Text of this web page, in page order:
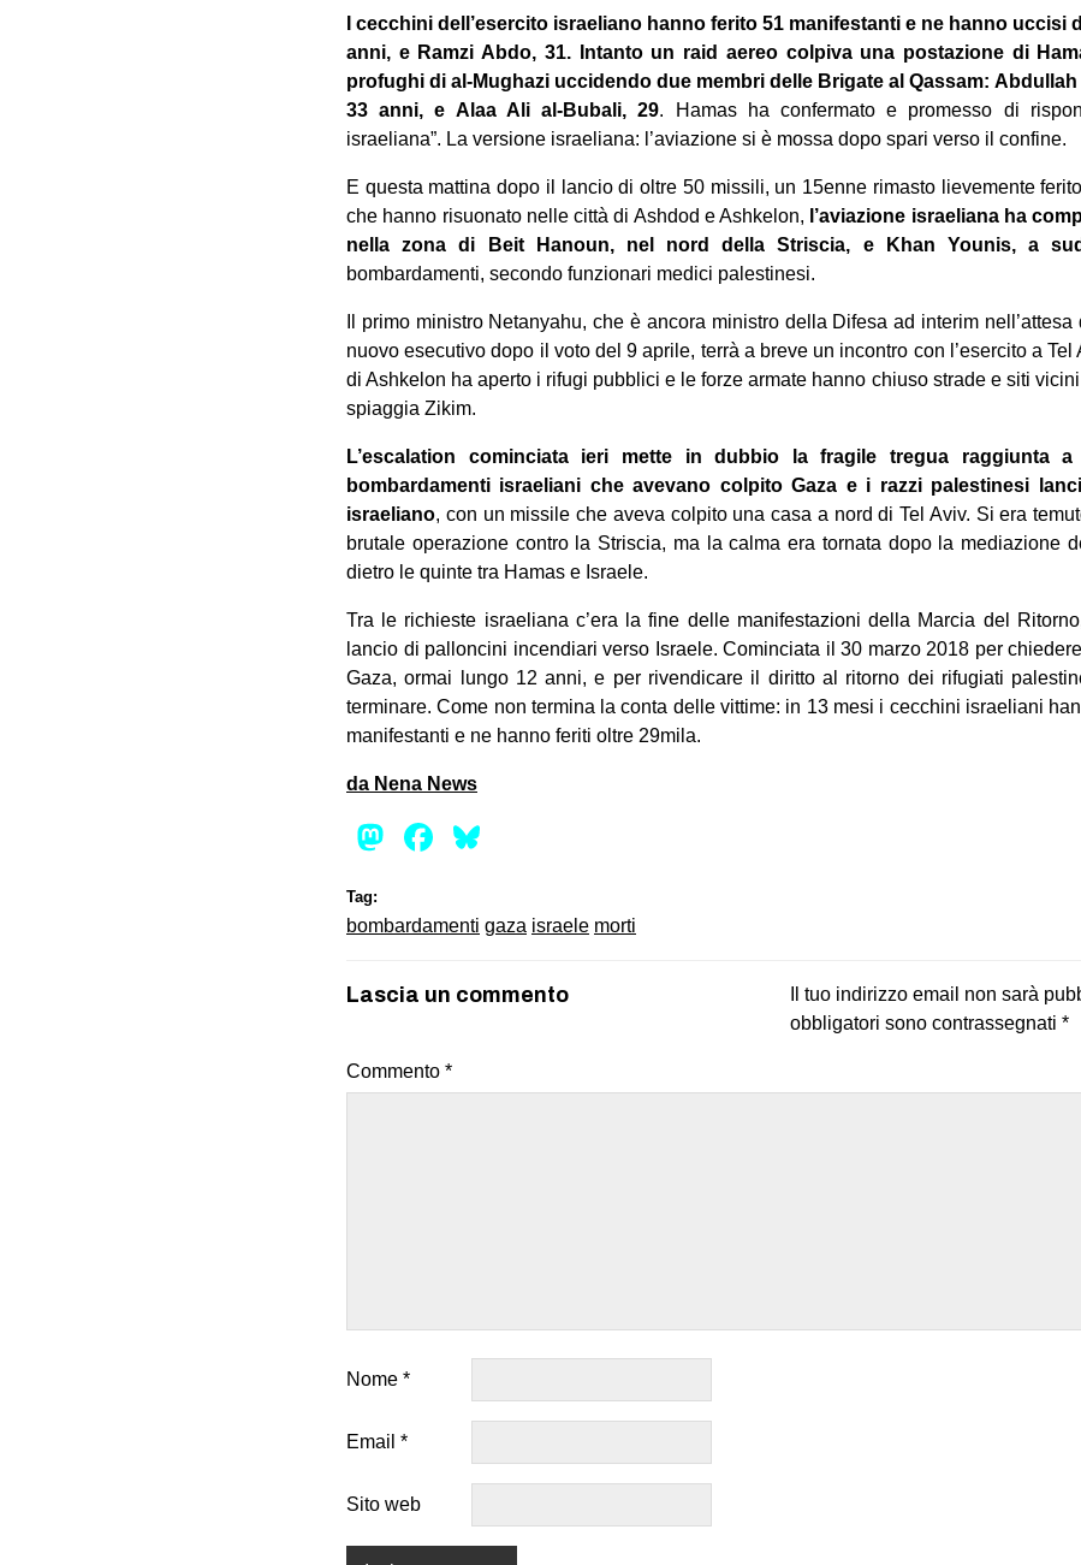
I cecchini dell’esercito israeliano hanno ferito 51 manifestanti e ne hanno uccisi
anni, e Ramzi Abdo, 31. Intanto un raid aereo colpiva una postazione di
profughi di al-Mughazi uccidendo due membri delle Brigate al Qassam:
33 anni, e Alaa Ali al-Bubali, 29. Hamas ha confermato e promesso di
israeliana”. La versione israeliana: l’aviazione si è mossa dopo spari verso il confine.
E questa mattina dopo il lancio di oltre 50 missili, un 15enne rimasto lievemente
che hanno risuonato nelle città di Ashdod e Ashkelon, l’aviazione israeliana ha
nella zona di Beit Hanoun, nel nord della Striscia, e Khan Younis, a
bombardamenti, secondo funzionari medici palestinesi.
Il primo ministro Netanyahu, che è ancora ministro della Difesa ad interim
nuovo esecutivo dopo il voto del 9 aprile, terrà a breve un incontro con l’esercito a Tel
di Ashkelon ha aperto i rifugi pubblici e le forze armate hanno chiuso strade e siti
spiaggia Zikim.
L’escalation cominciata ieri mette in dubbio la fragile tregua raggiunta
bombardamenti israeliani che avevano colpito Gaza e i razzi palestinesi
israeliano, con un missile che aveva colpito una casa a nord di Tel Aviv. Si era
brutale operazione contro la Striscia, ma la calma era tornata dopo la mediazione
dietro le quinte tra Hamas e Israele.
Tra le richieste israeliana c’era la fine delle manifestazioni della Marcia del
lancio di palloncini incendiari verso Israele. Cominciata il 30 marzo 2018 per
Gaza, ormai lungo 12 anni, e per rivendicare il diritto al ritorno dei rifugiati
terminare. Come non termina la conta delle vittime: in 13 mesi i cecchini israeliani
manifestanti e ne hanno feriti oltre 29mila.
da Nena News
Mastodon
Facebook
Tag:
bombardamenti gaza israele morti
Lascia un commento Il tuo indirizzo email non sarà
obbligatori sono contrassegnati *
Commento *
Nome *
Email *
Sito web